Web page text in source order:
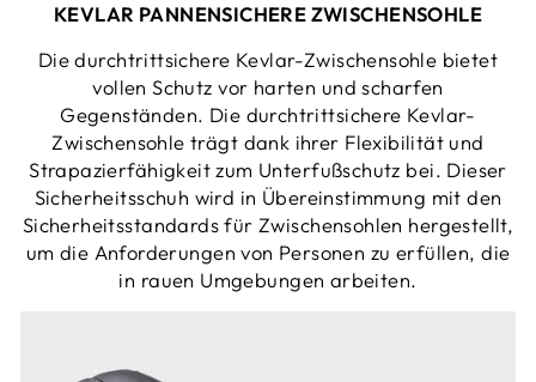
KEVLAR PANNENSICHERE ZWISCHENSOHLE
Die durchtrittsichere Kevlar-Zwischensohle bietet
vollen Schutz vor harten und scharfen
Gegenständen. Die durchtrittsichere Kevlar-
Zwischensohle trägt dank ihrer Flexibilität und
Strapazierfähigkeit zum Unterfußschutz bei. Dieser
Sicherheitsschuh wird in Übereinstimmung mit den
Sicherheitsstandards für Zwischensohlen hergestellt,
um die Anforderungen von Personen zu erfüllen, die
in rauen Umgebungen arbeiten.